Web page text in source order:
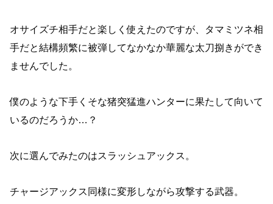
オサイズチ相手だと楽しく使えたのですが、タマミツネ相
手だと結構頻繁に被弾してなかなか華麗な太刀捌きができ
ませんでした。
僕のような下手くそな猪突猛進ハンターに果たして向いて
いるのだろうか…？
次に選んでみたのはスラッシュアックス。
チャージアックス同様に変形しながら攻撃する武器。